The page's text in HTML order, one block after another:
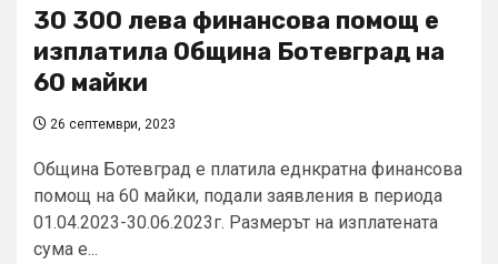
30 300 лева финансова помощ е
изплатила Община Ботевград на
60 майки
26 септември, 2023
Община Ботевград е платила еднкратна финансова
помощ на 60 майки, подали заявления в периода
01.04.2023-30.06.2023г. Размерът на изплатената
сума е...